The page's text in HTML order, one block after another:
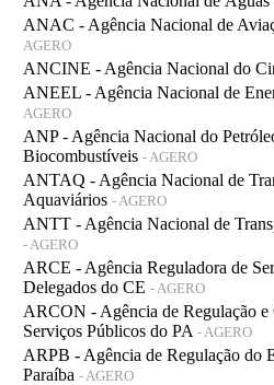
ANAC - Agência Nacional de
AGERO
ANCINE - Agência Nacional do
ANEEL - Agência Nacional de
AGERO
ANP - Agência Nacional do
Biocombustíveis - AGERO
ANTAQ - Agência Nacional de
Aquaviários - AGERO
ANTT - Agência Nacional de
- AGERO
ARCE - Agência Reguladora de
Delegados do CE - AGERO
ARCON - Agência de Regulação e
Serviços Públicos do PA - AGERO
ARPB - Agência de Regulação do
Paraíba - AGERO